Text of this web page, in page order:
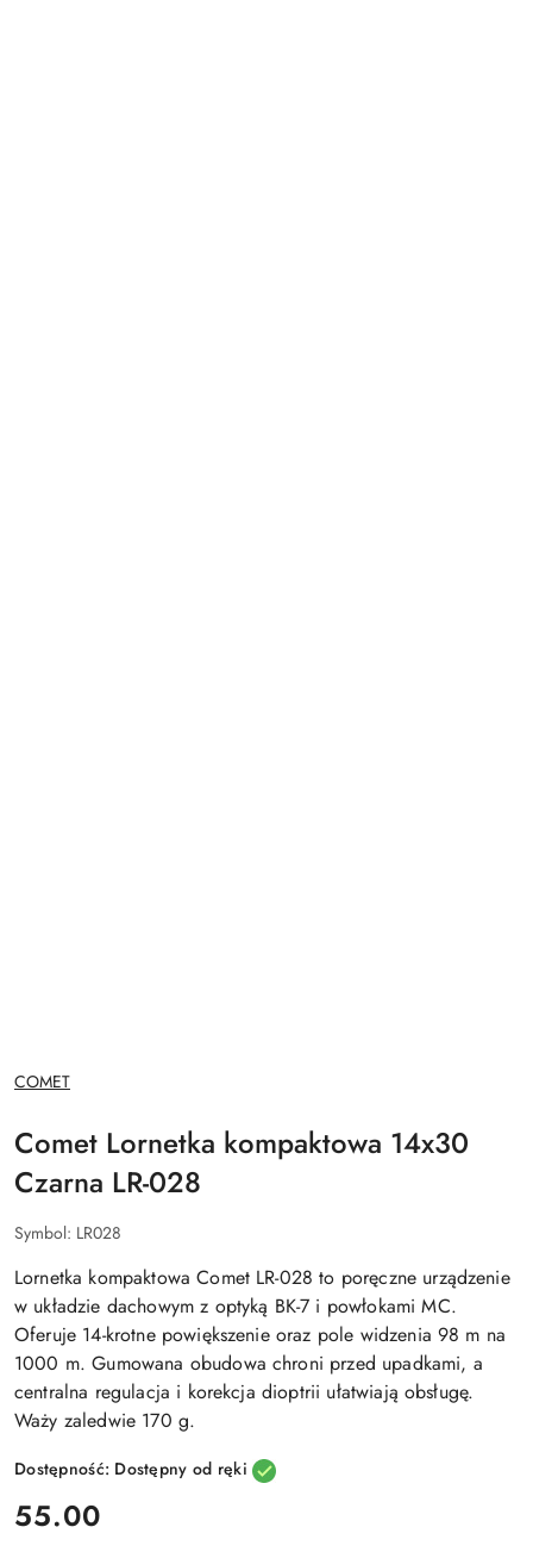
NAZWA
PRODUCENTA:
COMET
Comet Lornetka kompaktowa 14x30
Czarna LR-028
Symbol: LR028
Lornetka kompaktowa Comet LR-028 to poręczne urządzenie
w układzie dachowym z optyką BK-7 i powłokami MC.
Oferuje 14-krotne powiększenie oraz pole widzenia 98 m na
1000 m. Gumowana obudowa chroni przed upadkami, a
centralna regulacja i korekcja dioptrii ułatwiają obsługę.
Waży zaledwie 170 g.
Dostępność: Dostępny od ręki
cena:
55.00